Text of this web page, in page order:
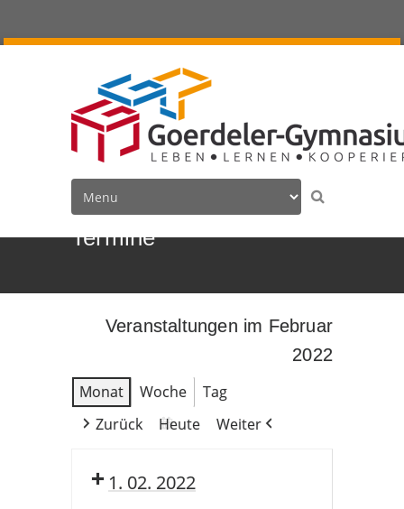
Termine
Veranstaltungen im Februar
2022
Monat
Woche
Tag
Zurück
Heute Weiter
1. 02. 2022